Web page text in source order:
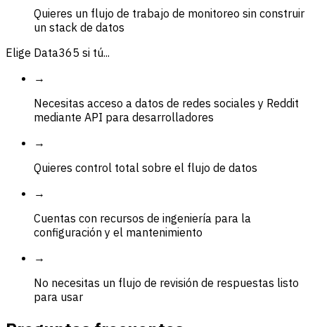
Quieres un flujo de trabajo de monitoreo sin construir
un stack de datos
Elige Data365 si tú...
→
Necesitas acceso a datos de redes sociales y Reddit
mediante API para desarrolladores
→
Quieres control total sobre el flujo de datos
→
Cuentas con recursos de ingeniería para la
configuración y el mantenimiento
→
No necesitas un flujo de revisión de respuestas listo
para usar